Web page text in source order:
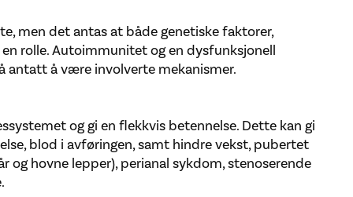
men det antas at både genetiske faktorer,
rolle. Autoimmunitet og en dysfunksjonell
antatt å være involverte mekanismer.
og gi en flekkvis betennelse. Dette kan gi
blod i avføringen, samt hindre vekst, pubertet
og hovne lepper), perianal sykdom, stenoserende